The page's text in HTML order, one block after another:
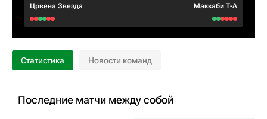
Црвена Звезда Маккаби Т-А
Статистика Новости команд
Последние матчи между собой